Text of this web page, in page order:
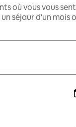
où vous vous
séjour d'un mois
utilisez les